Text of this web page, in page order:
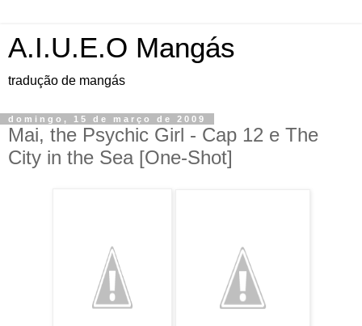
A.I.U.E.O Mangás
tradução de mangás
domingo, 15 de março de 2009
Mai, the Psychic Girl - Cap 12 e The
City in the Sea [One-Shot]